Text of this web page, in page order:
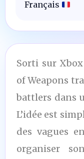
Français
Sorti sur
of Weapons
battlers dans
L’idée est
des vagues
organiser